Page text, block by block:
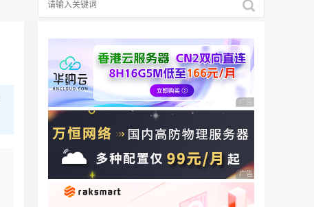
广告 商业广告，理性
广告 商业广告，理性